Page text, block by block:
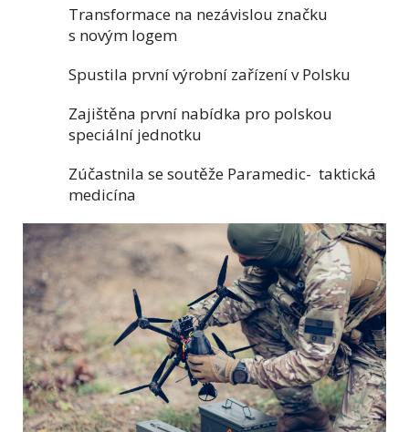
Transformace na nezávislou značku
s novým logem
Spustila první výrobní zařízení v Polsku
Zajištěna první nabídka pro polskou
speciální jednotku
Zúčastnila se soutěže Paramedic- taktická
medicína